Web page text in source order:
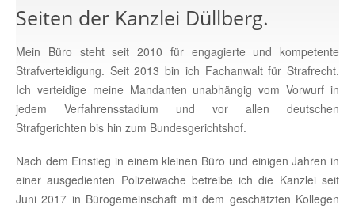
Seiten der Kanzlei Düllberg.
Mein Büro steht seit 2010 für engagierte und kompetente
Strafverteidigung. Seit 2013 bin ich Fachanwalt für Strafrecht.
Ich verteidige meine Mandanten unabhängig vom Vorwurf in
jedem Verfahrensstadium und vor allen deutschen
Strafgerichten bis hin zum Bundesgerichtshof.
Nach dem Einstieg in einem kleinen Büro und einigen Jahren in
einer ausgedienten Polizeiwache betreibe ich die Kanzlei seit
Juni 2017 in Bürogemeinschaft mit dem geschätzten Kollegen